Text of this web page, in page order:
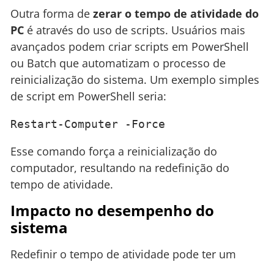
Outra forma de zerar o tempo de atividade do
PC é através do uso de scripts. Usuários mais
avançados podem criar scripts em PowerShell
ou Batch que automatizam o processo de
reinicialização do sistema. Um exemplo simples
de script em PowerShell seria:
Restart-Computer -Force
Esse comando força a reinicialização do
computador, resultando na redefinição do
tempo de atividade.
Impacto no desempenho do
sistema
Redefinir o tempo de atividade pode ter um